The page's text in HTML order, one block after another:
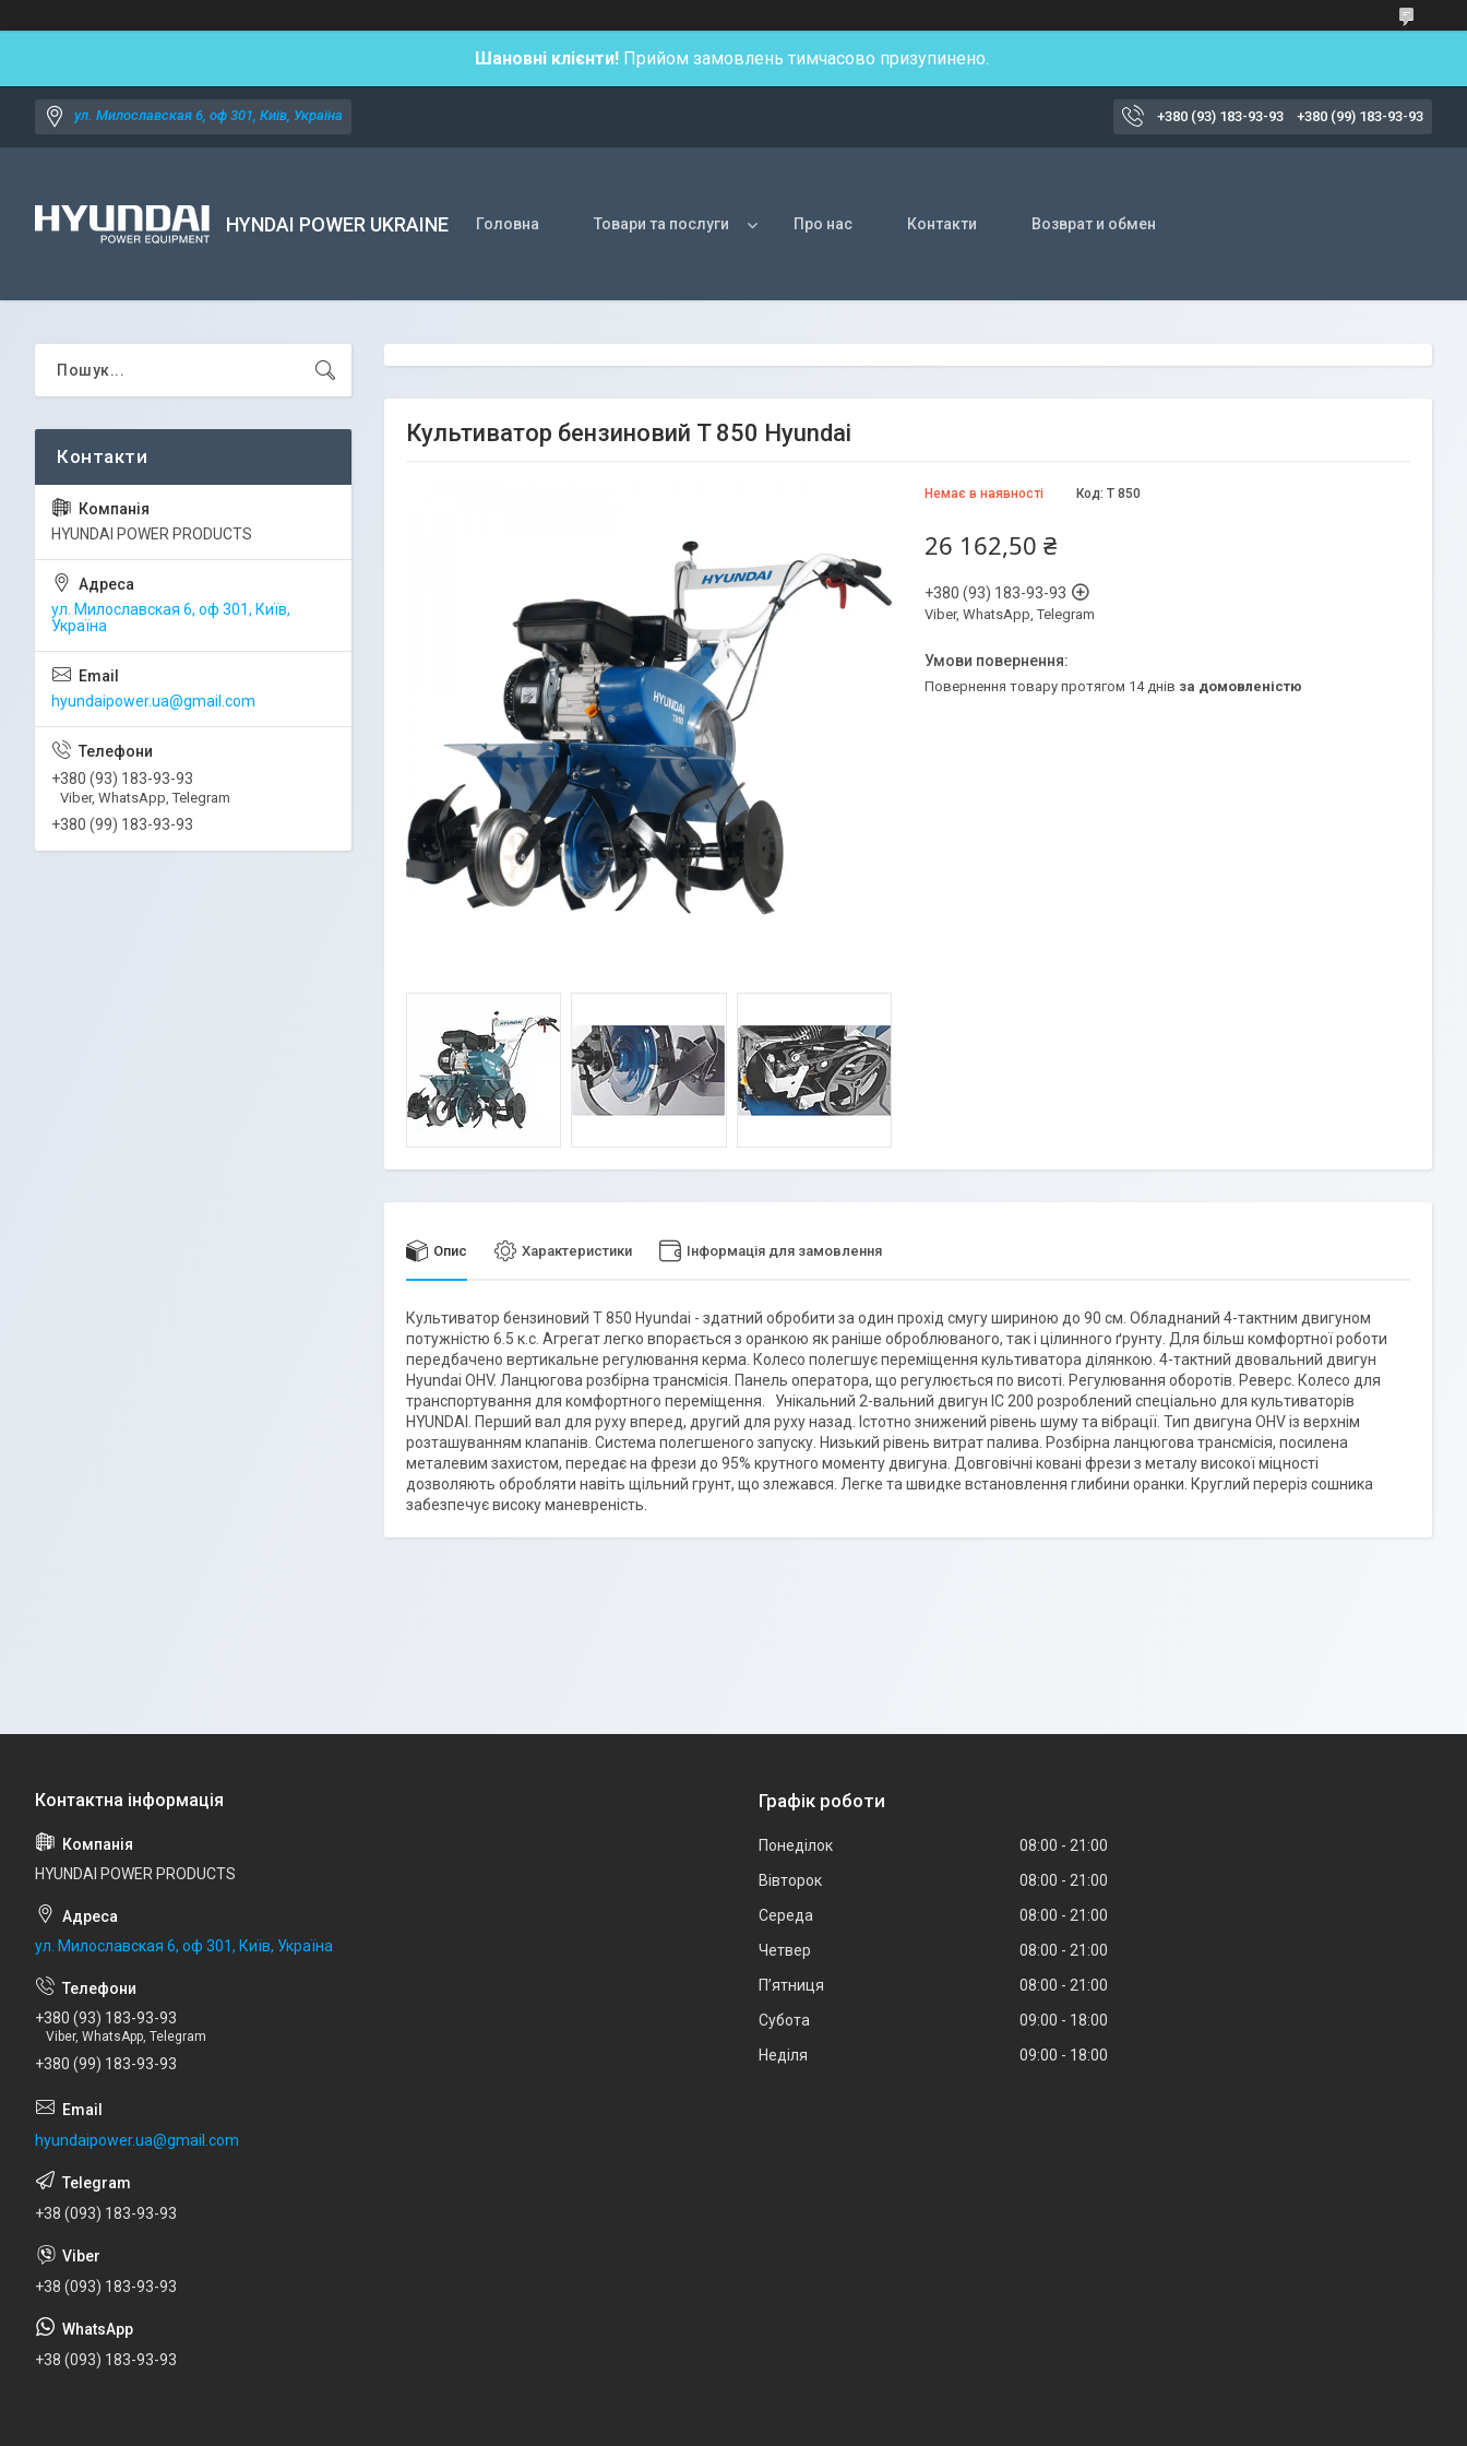
Шановні клієнти! Прийом замовлень тимчасово призупинено.
ул. Милославская 6, оф 301, Київ, Україна +380 (93) 183-93-93 +380 (99) 183-93-93
HYNDAI POWER UKRAINE Головна Товари та послуги Про нас Контакти Возврат и обмен
Культиватор бензиновий T 850 Hyundai
Немає в наявності Код: T 850
26 162,50 ₴
+380 (93) 183-93-93
Viber, WhatsApp, Telegram
повернення товару протягом 14 днів за домовленістю
Опис Характеристики Інформація для замовлення
Культиватор бензиновий T 850 Hyundai - здатний обробити за один прохід смугу шириною до 90 см. Обладнаний 4-тактним двигуном
потужністю 6.5 к.с. Агрегат легко впорається з оранкою як раніше оброблюваного, так і цілинного ґрунту. Для більш комфортної роботи
передбачено вертикальне регулювання керма. Колесо полегшує переміщення культиватора ділянкою. 4-тактний двовальний двигун
Hyundai OHV. Ланцюгова розбірна трансмісія. Панель оператора, що регулюється по висоті. Регулювання оборотів. Реверс. Колесо для
транспортування для комфортного переміщення. Унікальний 2-вальний двигун IC 200 розроблений спеціально для культиваторів
HYUNDAI. Перший вал для руху вперед, другий для руху назад. Істотно знижений рівень шуму та вібрації. Тип двигуна OHV із верхнім
розташуванням клапанів. Система полегшеного запуску. Низький рівень витрат палива. Розбірна ланцюгова трансмісія, посилена
металевим захистом, передає на фрези до 95% крутного моменту двигуна. Довговічні ковані фрези з металу високої міцності
дозволяють обробляти навіть щільний грунт, що злежався. Легке та швидке встановлення глибини оранки. Круглий переріз сошника
забезпечує високу маневреність.
HYUNDAI POWER PRODUCTS
ул. Милославская 6, оф 301, Київ,
Україна
hyundaipower.ua@gmail.com
+380 (93) 183-93-93
Viber, WhatsApp, Telegram
+380 (99) 183-93-93
HYUNDAI POWER PRODUCTS
ул. Милославская 6, оф 301, Київ, Україна
+380 (93) 183-93-93
Viber, WhatsApp, Telegram
+380 (99) 183-93-93
hyundaipower.ua@gmail.com
+38 (093) 183-93-93
+38 (093) 183-93-93
+38 (093) 183-93-93
Графік роботи
Понеділок 08:00
21:00
Вівторок
08:00
21:00
Середа
08:00
21:00
Четвер
08:00
21:00
Пʼятниця
08:00
21:00
Субота
09:00
18:00
Неділя
09:00 18:00